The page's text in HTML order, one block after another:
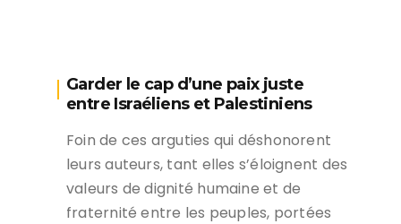
Garder le cap d’une paix juste
entre Israéliens et Palestiniens
Foin de ces arguties qui déshonorent
leurs auteurs, tant elles s’éloignent des
valeurs de dignité humaine et de
fraternité entre les peuples, portées